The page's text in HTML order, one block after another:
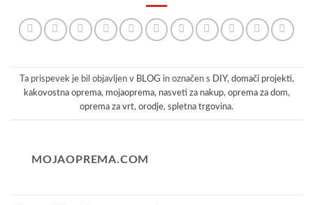
Ta prispevek je bil objavljen v BLOG in označen s DIY, domači projekti,
kakovostna oprema, mojaoprema, nasveti za nakup, oprema za dom,
oprema za vrt, orodje, spletna trgovina.
MOJAOPREMA.COM